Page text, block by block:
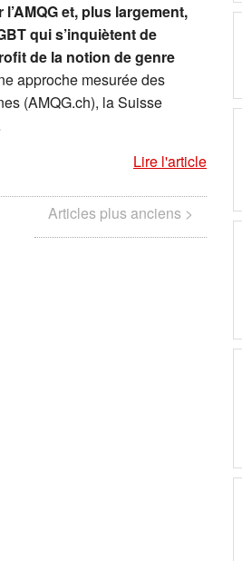
et, plus largement,
qui s’inquiètent de
de la notion de genre
approche mesurée des
(AMQG.ch), la Suisse
Lire l'article
Articles plus anciens >